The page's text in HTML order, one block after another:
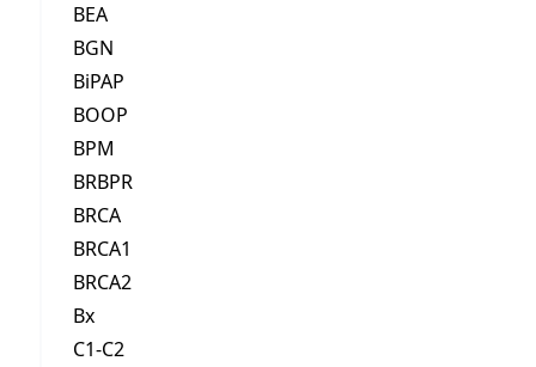
BEA
BGN
BiPAP
BOOP
BPM
BRBPR
BRCA
BRCA1
BRCA2
Bx
C1-C2